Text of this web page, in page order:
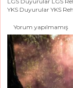
YKS Duyurular YKS
Yorum yapılmamış